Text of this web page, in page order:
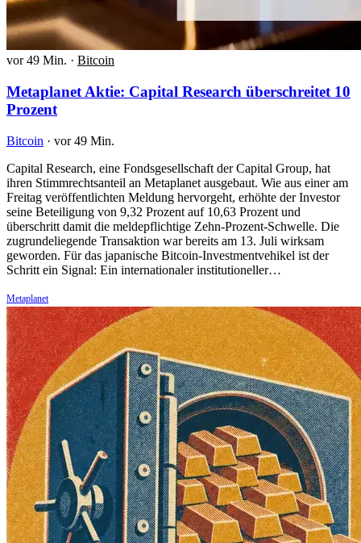
vor 49 Min. · Bitcoin
Metaplanet Aktie: Capital Research überschreitet 10
Prozent
Bitcoin · vor 49 Min.
Capital Research, eine Fondsgesellschaft der Capital Group, hat
ihren Stimmrechtsanteil an Metaplanet ausgebaut. Wie aus einer am
Freitag veröffentlichten Meldung hervorgeht, erhöhte der Investor
seine Beteiligung von 9,32 Prozent auf 10,63 Prozent und
überschritt damit die meldepflichtige Zehn-Prozent-Schwelle. Die
zugrundeliegende Transaktion war bereits am 13. Juli wirksam
geworden. Für das japanische Bitcoin-Investmentvehikel ist der
Schritt ein Signal: Ein internationaler institutioneller…
Metaplanet